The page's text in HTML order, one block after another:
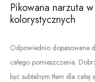
Pikowana narzuta
kolorystycznych
Odpowiednio dopasowane
całego pomieszczenia.
być subtelnym tłem dla